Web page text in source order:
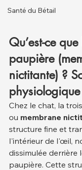
Santé du Bétail
Qu’est-ce
paupière
nictitante) ?
Chez le chat, la
ou membrane
structure fine et
l'intérieur de l'œil,
dissimulée derrière
paupière. Cette